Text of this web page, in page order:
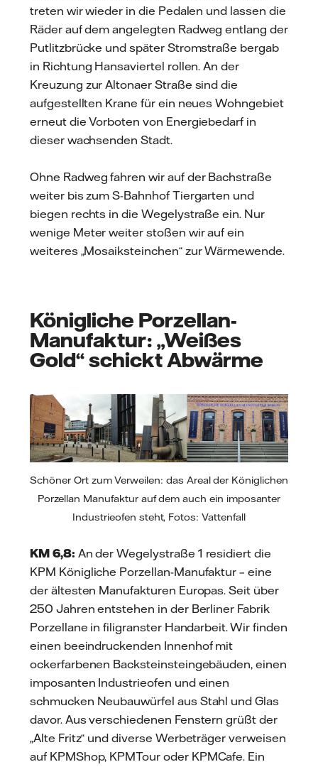
treten wir wieder in die Pedalen und lassen die
Räder auf dem angelegten Radweg entlang der
Putlitzbrücke und später Stromstraße bergab
in Richtung Hansaviertel rollen. An der
Kreuzung zur Altonaer Straße sind die
aufgestellten Krane für ein neues Wohngebiet
erneut die Vorboten von Energiebedarf in
dieser wachsenden Stadt.
Ohne Radweg fahren wir auf der Bachstraße
weiter bis zum S-Bahnhof Tiergarten und
biegen rechts in die Wegelystraße ein. Nur
wenige Meter weiter stoßen wir auf ein
weiteres „Mosaiksteinchen“ zur Wärmewende.
Königliche Porzellan-
Manufaktur: „Weißes
Gold“ schickt Abwärme
Schöner Ort zum Verweilen: das Areal der Königlichen
Porzellan Manufaktur auf dem auch ein imposanter
Industrieofen steht, Fotos: Vattenfall
KM 6,8: An der Wegelystraße 1 residiert die
KPM Königliche Porzellan-Manufaktur – eine
der ältesten Manufakturen Europas. Seit über
250 Jahren entstehen in der Berliner Fabrik
Porzellane in filigranster Handarbeit. Wir finden
einen beeindruckenden Innenhof mit
ockerfarbenen Backsteinsteingebäuden, einen
imposanten Industrieofen und einen
schmucken Neubauwürfel aus Stahl und Glas
davor. Aus verschiedenen Fenstern grüßt der
„Alte Fritz“ und diverse Werbeträger verweisen
auf KPMShop, KPMTour oder KPMCafe. Ein